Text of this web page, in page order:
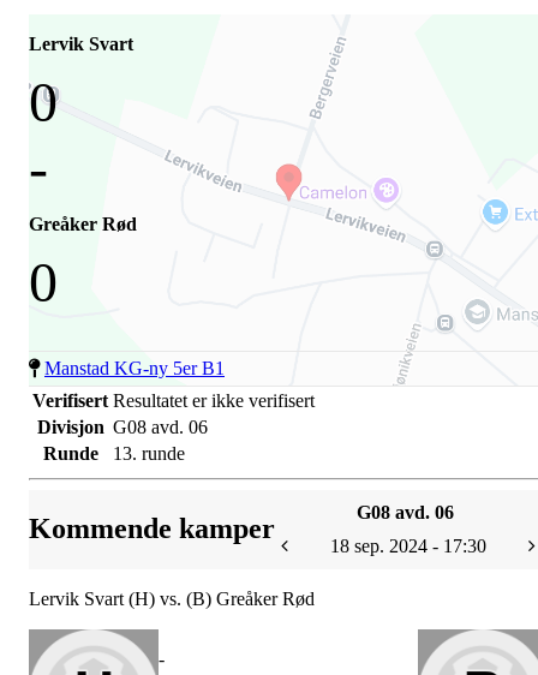
Lervik Svart
0
-
Greåker Rød
0
Manstad KG-ny 5er B1
Verifisert Resultatet er ikke verifisert
Divisjon G08 avd. 06
Runde
13. runde
Kommende kamper
G08 avd. 06
18 sep. 2024 - 17:30
Lervik Svart (H) vs. (B) Greåker Rød
-